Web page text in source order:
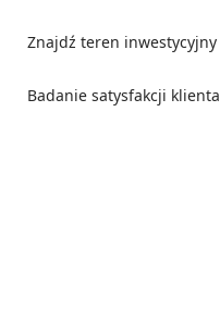
Znajdź teren inwestycyjny
Badanie satysfakcji klienta